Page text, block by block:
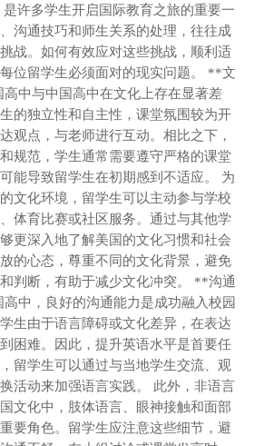
许多学生开启国际教育之旅的重要一
沟通技巧和师生关系的处理，往往成
战。如何有效应对这些挑战，顺利适
位留学生必须面对的现实问题。 **文
中与中国高中在文化上存在显著差
的独立性和自主性，课堂氛围较为开
观点，与老师进行互动。相比之下，
规范，学生通常需要遵守严格的课堂
能导致留学生在初期感到不适应。 为
文化环境，留学生可以主动参与学校
体育比赛或社区服务。通过与其他学
更深入地了解美国的文化习惯和社会
的心态，尊重不同的文化背景，避免
判断，有助于减少文化冲突。 **沟通
中，良好的沟通能力是成功融入校园
生由于语言障碍或文化差异，在表达
困难。因此，提升英语水平是首要任
留学生可以通过与当地学生交流、观
活动来加强语言实践。 此外，非语言
文化中，肢体语言、眼神接触和面部
要角色。留学生应注意这些细节，避